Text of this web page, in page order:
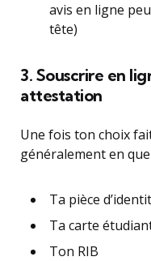
avis en ligne
tête)
3. Souscrire en
attestation
Une fois ton choix
généralement en
Ta pièce
Ta carte
Ton RIB